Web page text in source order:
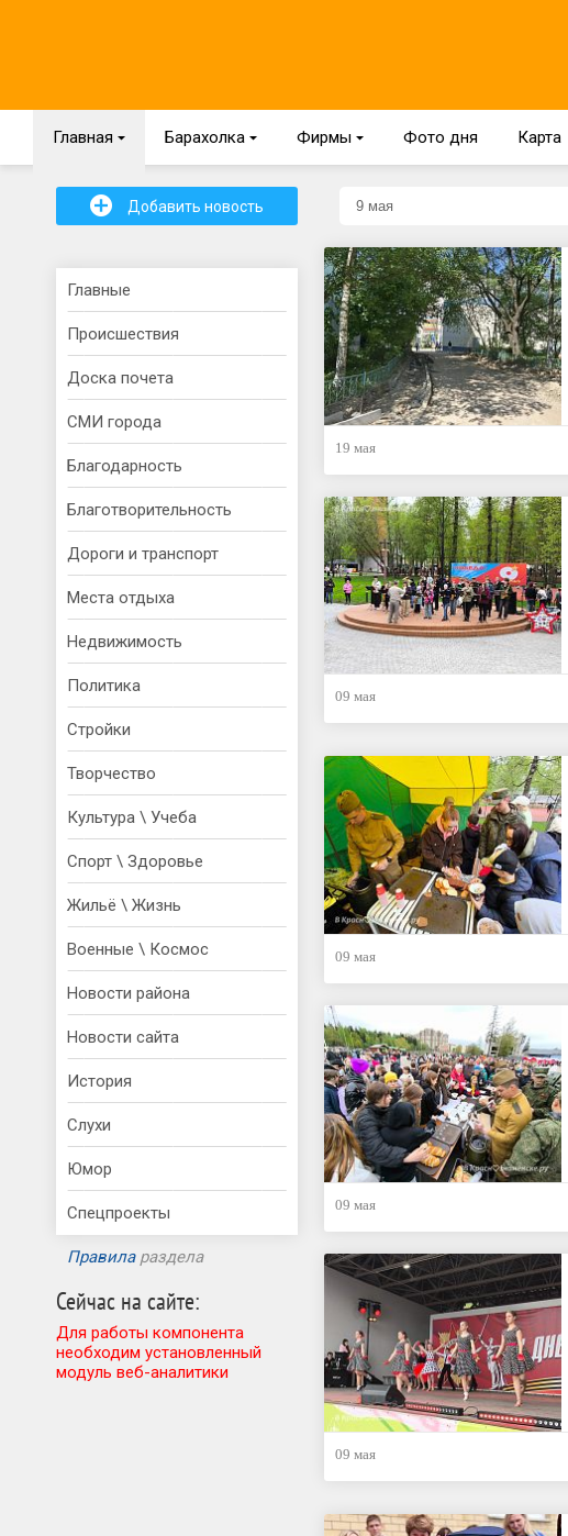
Главная { Барахолка { Фирмы { Фото дня Карта
19 мая
09 мая
09 мая
09 мая
09 мая
+ Добавить новость
Главные
Происшествия
Доска почета
СМИ города
Благодарность
Благотворительность
Дороги и транспорт
Места отдыха
Недвижимость
Политика
Стройки
Творчество
Культура \ Учеба
Спорт \ Здоровье
Жильё \ Жизнь
Военные \ Космос
Новости района
Новости сайта
История
Слухи
Юмор
Спецпроекты
Правилараздела
Сейчас на сайте:
Для работы компонента
необходим установленный
модуль веб-аналитики